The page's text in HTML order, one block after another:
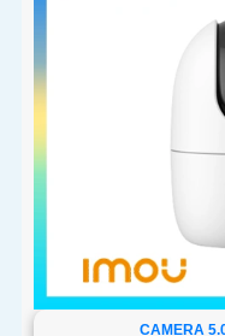
CAMERA